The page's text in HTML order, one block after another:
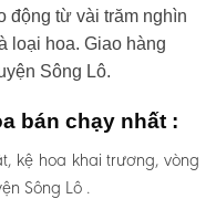
động từ vài trăm nghìn
loại hoa. Giao hàng
Sông Lô.
bán chạy nhất :
kệ hoa khai trương, vòng
Sông Lô .